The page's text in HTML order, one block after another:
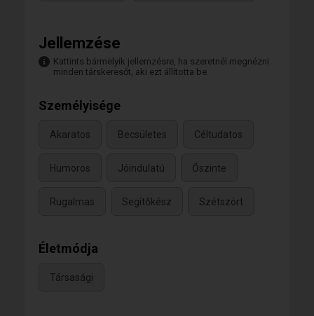
Jellemzése
Kattints bármelyik jellemzésre, ha szeretnél megnézni
minden társkeresőt, aki ezt állította be.
Személyisége
Akaratos Becsületes Céltudatos
Humoros Jóindulatú Őszinte
Rugalmas Segítőkész Szétszórt
Életmódja
Társasági